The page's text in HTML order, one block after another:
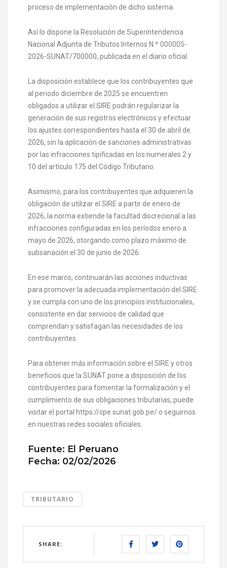
proceso de implementación de dicho sistema.
Así lo dispone la Resolución de Superintendencia
Nacional Adjunta de Tributos Internos N.º 000005-
2026-SUNAT/700000, publicada en el diario oficial.
La disposición establece que los contribuyentes que
al periodo diciembre de 2025 se encuentren
obligados a utilizar el SIRE podrán regularizar la
generación de sus registros electrónicos y efectuar
los ajustes correspondientes hasta el 30 de abril de
2026, sin la aplicación de sanciones administrativas
por las infracciones tipificadas en los numerales 2 y
10 del artículo 175 del Código Tributario.
Asimismo, para los contribuyentes que adquieren la
obligación de utilizar el SIRE a partir de enero de
2026, la norma extiende la facultad discrecional a las
infracciones configuradas en los períodos enero a
mayo de 2026, otorgando como plazo máximo de
subsanación el 30 de junio de 2026.
En ese marco, continuarán las acciones inductivas
para promover la adecuada implementación del SIRE
y se cumpla con uno de los principios institucionales,
consistente en dar servicios de calidad que
comprendan y satisfagan las necesidades de los
contribuyentes.
Para obtener más información sobre el SIRE y otros
beneficios que la SUNAT pone a disposición de los
contribuyentes para fomentar la formalización y el
cumplimiento de sus obligaciones tributarias, puede
visitar el portal https://cpe.sunat.gob.pe/ o seguirnos
en nuestras redes sociales oficiales.
Fuente: El Peruano
Fecha: 02/02/2026
TRIBUTARIO
SHARE: